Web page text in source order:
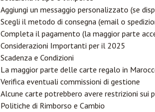
Aggiungi un messaggio personalizzato (se
Scegli il metodo di consegna (email o
Completa il pagamento (la maggior parte
Considerazioni Importanti per il 2025
Scadenza e Condizioni
La maggior parte delle carte regalo in
Verifica eventuali commissioni di gestione
Alcune carte potrebbero avere restrizioni sui
Politiche di Rimborso e Cambio